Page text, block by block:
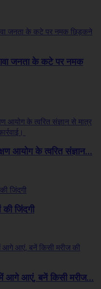
जनता के कटे पर नमक
आयोग के त्वरित संज्ञान...
जिंदगी
आगे आएं, बनें किसी मरीज...